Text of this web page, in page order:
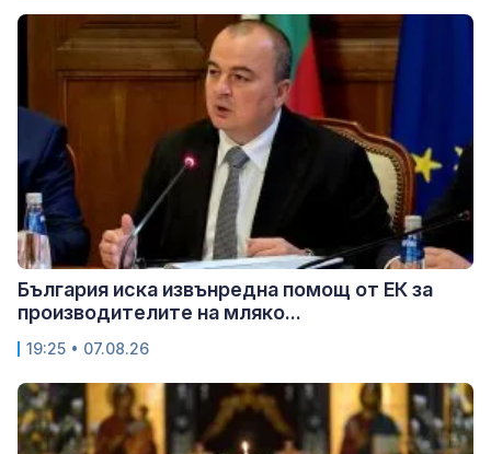
България иска извънредна помощ от ЕК за
производителите на мляко...
19:25 • 07.08.26